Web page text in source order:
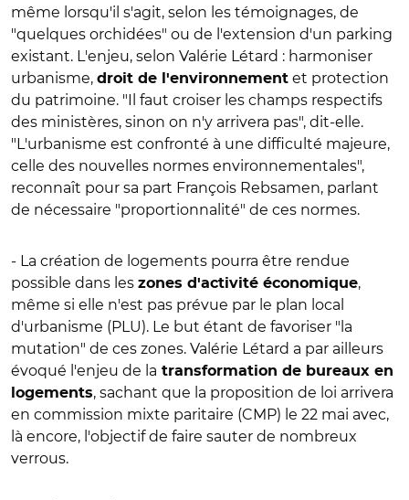
même lorsqu'il s'agit, selon les témoignages, de
"quelques orchidées" ou de l'extension d'un parking
existant. L'enjeu, selon Valérie Létard : harmoniser
urbanisme, droit de l'environnement et protection
du patrimoine. "Il faut croiser les champs respectifs
des ministères, sinon on n'y arrivera pas", dit-elle.
"L'urbanisme est confronté à une difficulté majeure,
celle des nouvelles normes environnementales",
reconnaît pour sa part François Rebsamen, parlant
de nécessaire "proportionnalité" de ces normes.
- La création de logements pourra être rendue
possible dans les zones d'activité économique,
même si elle n'est pas prévue par le plan local
d'urbanisme (PLU). Le but étant de favoriser "la
mutation" de ces zones. Valérie Létard a par ailleurs
évoqué l'enjeu de la transformation de bureaux en
logements, sachant que la proposition de loi arrivera
en commission mixte paritaire (CMP) le 22 mai avec,
là encore, l'objectif de faire sauter de nombreux
verrous.